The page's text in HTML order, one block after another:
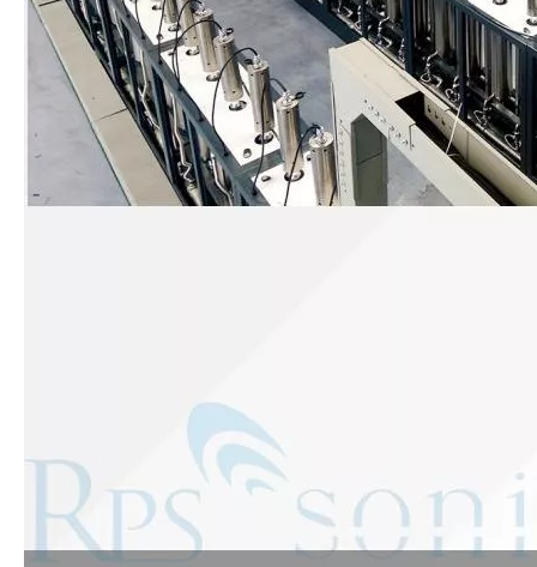
¿Cuál es el principio y la teoría de la máquina de soldadura de